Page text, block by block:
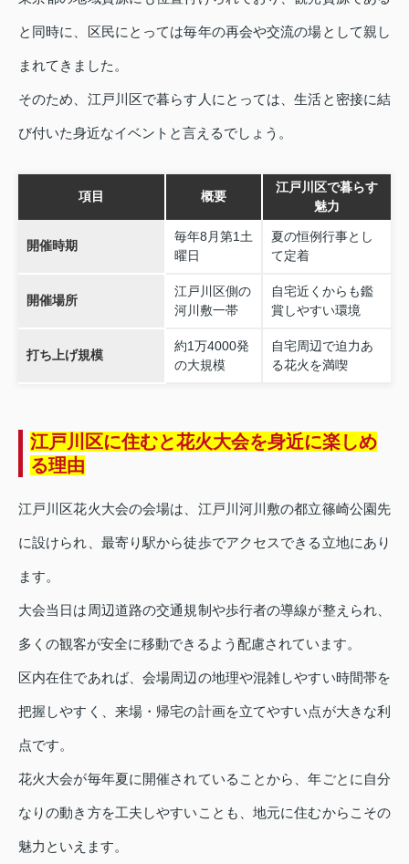
と同時に、区民にとっては毎年の再会や交流の場として親し
まれてきました。
そのため、江戸川区で暮らす人にとっては、生活と密接に結
び付いた身近なイベントと言えるでしょう。
項目 概要
江戸川区で暮らす
魅力
開催時期
毎年8月第1土
曜日
夏の恒例行事とし
て定着
開催場所
江戸川区側の
河川敷一帯
自宅近くからも鑑
賞しやすい環境
打ち上げ規模
約1万4000発
の大規模
自宅周辺で迫力あ
る花火を満喫
江戸川区に住むと花火大会を身近に楽しめ
る理由
江戸川区花火大会の会場は、江戸川河川敷の都立篠崎公園先
に設けられ、最寄り駅から徒歩でアクセスできる立地にあり
ます。
大会当日は周辺道路の交通規制や歩行者の導線が整えられ、
多くの観客が安全に移動できるよう配慮されています。
区内在住であれば、会場周辺の地理や混雑しやすい時間帯を
把握しやすく、来場・帰宅の計画を立てやすい点が大きな利
点です。
花火大会が毎年夏に開催されていることから、年ごとに自分
なりの動き方を工夫しやすいことも、地元に住むからこその
魅力といえます。